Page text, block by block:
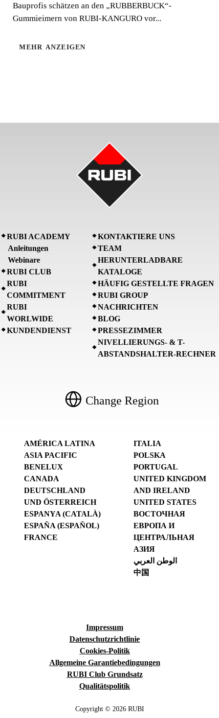
Schlagfestigkeit sowie Formbeständigkeit auch sehr gut
für die Entsorgung von Bauschutt an der Baustelle
Bauprofis schätzen an den „RUBBERBUCK“-
Gummieimern von RUBI-KANGURO vor...
MEHR ANZEIGEN
RUBI ACADEMY
Anleitungen
Webinare
RUBI CLUB
RUBI
COMMITMENT
RUBI
WORLWIDE
KUNDENDIENST
KONTAKTIERE UNS
TEAM
HERUNTERLADBARE
KATALOGE
HÄUFIG GESTELLTE FRAGEN
RUBI GROUP
NACHRICHTEN
BLOG
PRESSEZIMMER
NIVELLIERUNGS- & T-
ABSTANDSHALTER-RECHNER
Change Region
AMÉRICA LATINA
ASIA PACIFIC
BENELUX
CANADA
DEUTSCHLAND
UND ÖSTERREICH
ESPANYA (CATALÀ)
ESPAÑA (ESPAÑOL)
FRANCE
ITALIA
POLSKA
PORTUGAL
UNITED KINGDOM
AND IRELAND
UNITED STATES
ВОСТОЧНАЯ
ЕВРОПА И
ЦЕНТРАЛЬНАЯ
АЗИЯ
الوطن العربي
中国
Impressum
Datenschutzrichtlinie
Cookies-Politik
Allgemeine Garantiebedingungen
RUBI Club Grundsatz
Qualitätspolitik
Copyright © 2026 RUBI